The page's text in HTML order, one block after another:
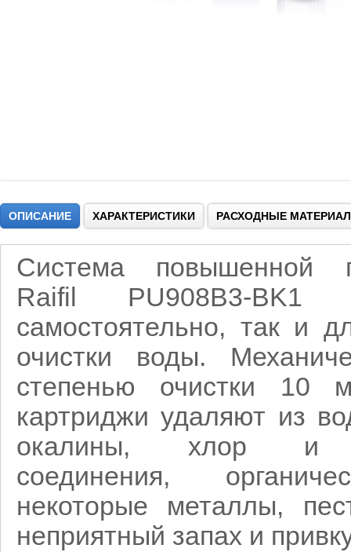
ОПИСАНИЕ ХАРАКТЕРИСТИКИ РАСХОДНЫЕ
Система повышенной
Raifil PU908B3-BK1
самостоятельно, так и
очистки воды.
степенью очистки 10
картриджи удаляют из
окалины, хлор и
соединения,
некоторые металлы,
неприятный запах и